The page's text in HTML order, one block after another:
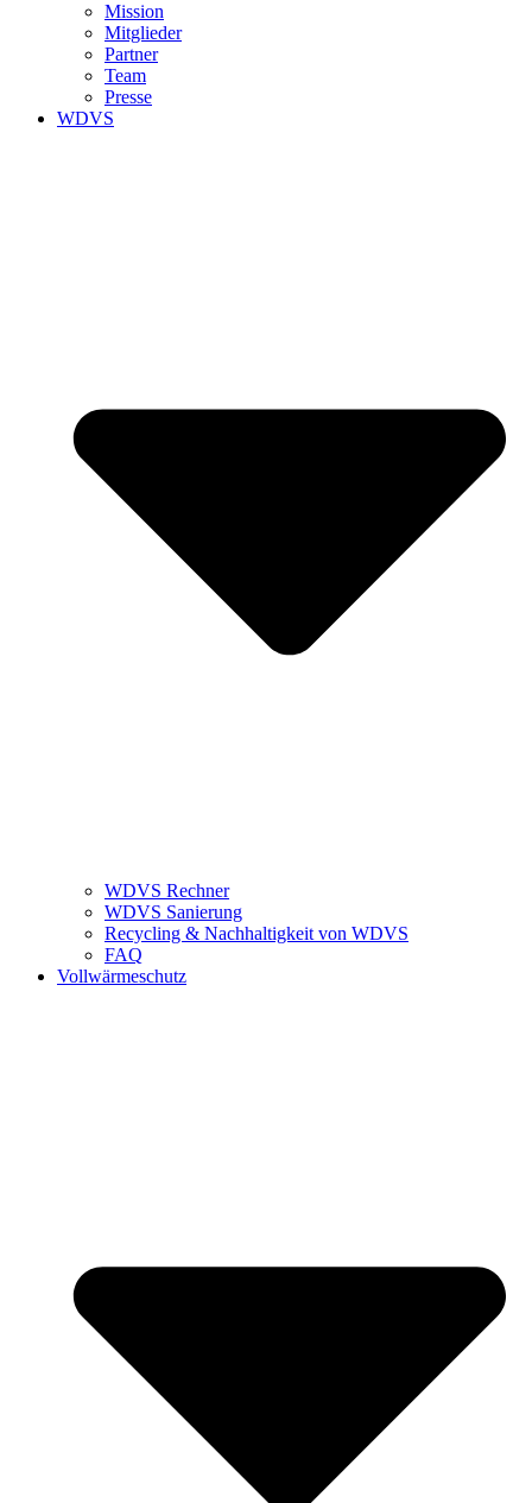
Mission
Mitglieder
Partner
Team
Presse
WDVS
WDVS Rechner
WDVS Sanierung
Recycling & Nachhaltigkeit von WDVS
FAQ
Vollwärmeschutz